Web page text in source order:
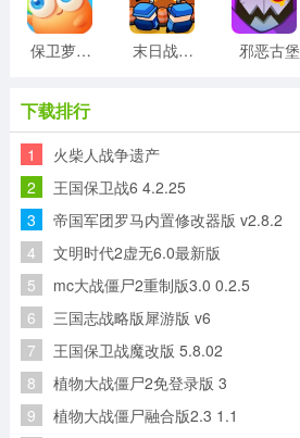
保卫萝卜3最新版 末日战线最新版 邪恶古堡
下载排行
1 火柴人战争遗产
2 王国保卫战6 4.2.25
3 帝国军团罗马内置修改器版 v2.8.2
4 文明时代2虚无6.0最新版
5 mc大战僵尸2重制版3.0 0.2.5
6 三国志战略版犀游版 v6
7 王国保卫战魔改版 5.8.02
8 植物大战僵尸2免登录版 3
9 植物大战僵尸融合版2.3 1.1